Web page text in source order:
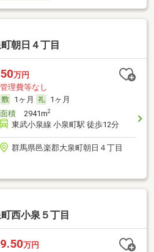
朝日４丁目
50万円
管理費等なし
1ヶ月
1ヶ月
面積2941m2
東武小泉線 小泉町駅 徒歩12分
群馬県邑楽郡大泉町朝日４丁目
西小泉５丁目
9.50万円